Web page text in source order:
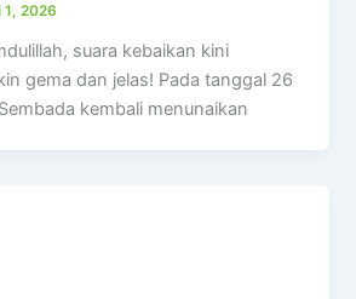
1, 2026
suara kebaikan kini
gema dan jelas! Pada tanggal 26
kembali menunaikan